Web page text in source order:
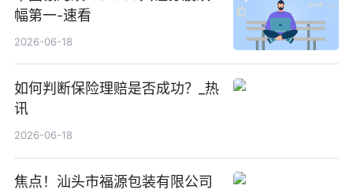
幅第一-速看
2026-06-18
如何判断保险理赔是否成功？_热
讯
2026-06-18
焦点！汕头市福源包装有限公司